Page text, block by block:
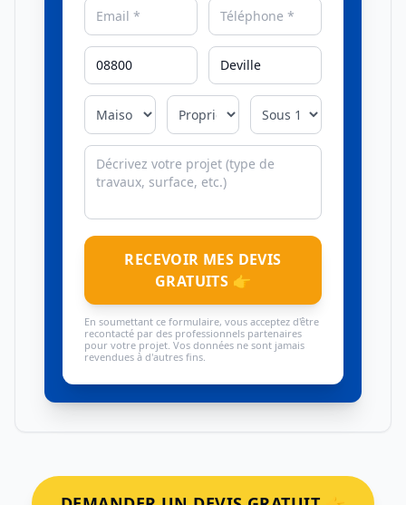
RECEVOIR MES DEVIS
GRATUITS 👉
En soumettant ce formulaire, vous acceptez d'être
recontacté par des professionnels partenaires
pour votre projet. Vos données ne sont jamais
revendues à d'autres fins.